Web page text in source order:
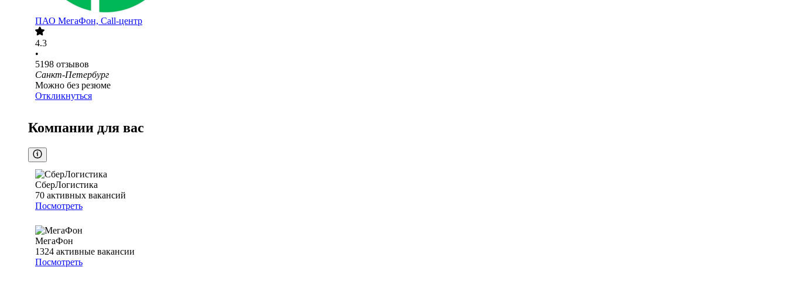
ПАО МегаФон, Call-центр
4.3
•
5198 отзывов
Санкт-Петербург
Можно без резюме
Откликнуться
Компании для вас
СберЛогистика
70 активных вакансий
Посмотреть
МегаФон
1324 активные вакансии
Посмотреть